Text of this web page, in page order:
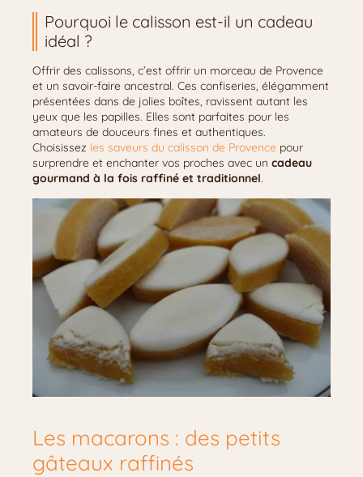
Pourquoi le calisson est-il un cadeau
idéal ?
Offrir des calissons, c’est offrir un morceau de Provence
et un savoir-faire ancestral. Ces confiseries, élégamment
présentées dans de jolies boîtes, ravissent autant les
yeux que les papilles. Elles sont parfaites pour les
amateurs de douceurs fines et authentiques.
Choisissez les saveurs du calisson de Provence pour
surprendre et enchanter vos proches avec un cadeau
gourmand à la fois raffiné et traditionnel.
Les macarons : des petits
gâteaux raffinés